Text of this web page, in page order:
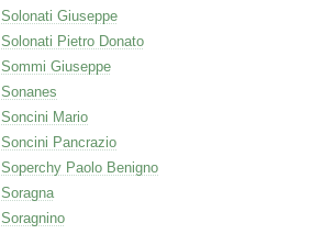
Solonati Giuseppe
Solonati Pietro Donato
Sommi Giuseppe
Sonanes
Soncini Mario
Soncini Pancrazio
Soperchy Paolo Benigno
Soragna
Soragnino